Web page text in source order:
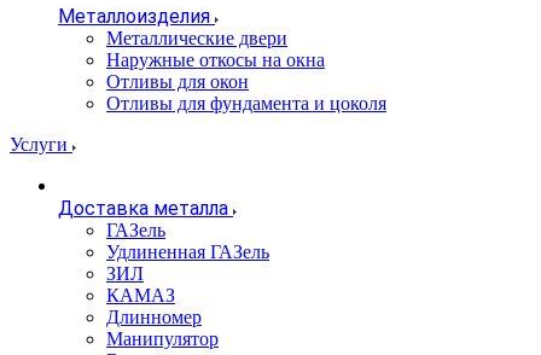
Металлоизделия
Металлические двери
Наружные откосы на окна
Отливы для окон
Отливы для фундамента и цоколя
Услуги
Доставка металла
ГАЗель
Удлиненная ГАЗель
ЗИЛ
КАМАЗ
Длинномер
Манипулятор